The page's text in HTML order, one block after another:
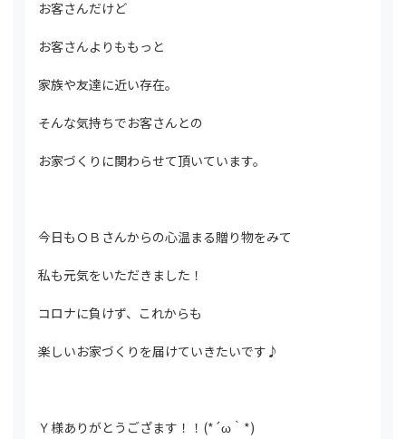
お客さんだけど
お客さんよりももっと
家族や友達に近い存在。
そんな気持ちでお客さんとの
お家づくりに関わらせて頂いています。
今日もＯＢさんからの心温まる贈り物をみて
私も元気をいただきました！
コロナに負けず、これからも
楽しいお家づくりを届けていきたいです♪
Ｙ様ありがとうござます！！(*´ω｀*)